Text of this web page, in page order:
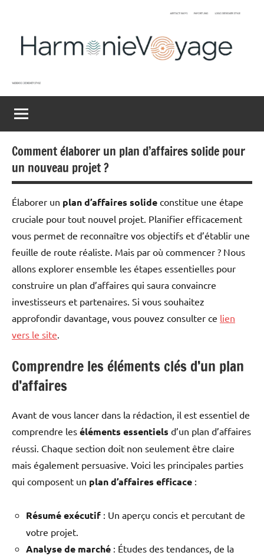
Harmonievoyage
du
monde
Comment élaborer un plan d’affaires solide pour
un nouveau projet ?
Élaborer un plan d’affaires solide constitue une étape
cruciale pour tout nouvel projet. Planifier efficacement
vous permet de reconnaître vos objectifs et d’établir une
feuille de route réaliste. Mais par où commencer ? Nous
allons explorer ensemble les étapes essentielles pour
construire un plan d’affaires qui saura convaincre
investisseurs et partenaires. Si vous souhaitez
approfondir davantage, vous pouvez consulter ce lien
vers le site.
Comprendre les éléments clés d’un plan
d’affaires
Avant de vous lancer dans la rédaction, il est essentiel de
comprendre les éléments essentiels d’un plan d’affaires
réussi. Chaque section doit non seulement être claire
mais également persuasive. Voici les principales parties
qui composent un plan d’affaires efficace :
Résumé exécutif : Un aperçu concis et percutant de
votre projet.
Analyse de marché : Études des tendances, de la